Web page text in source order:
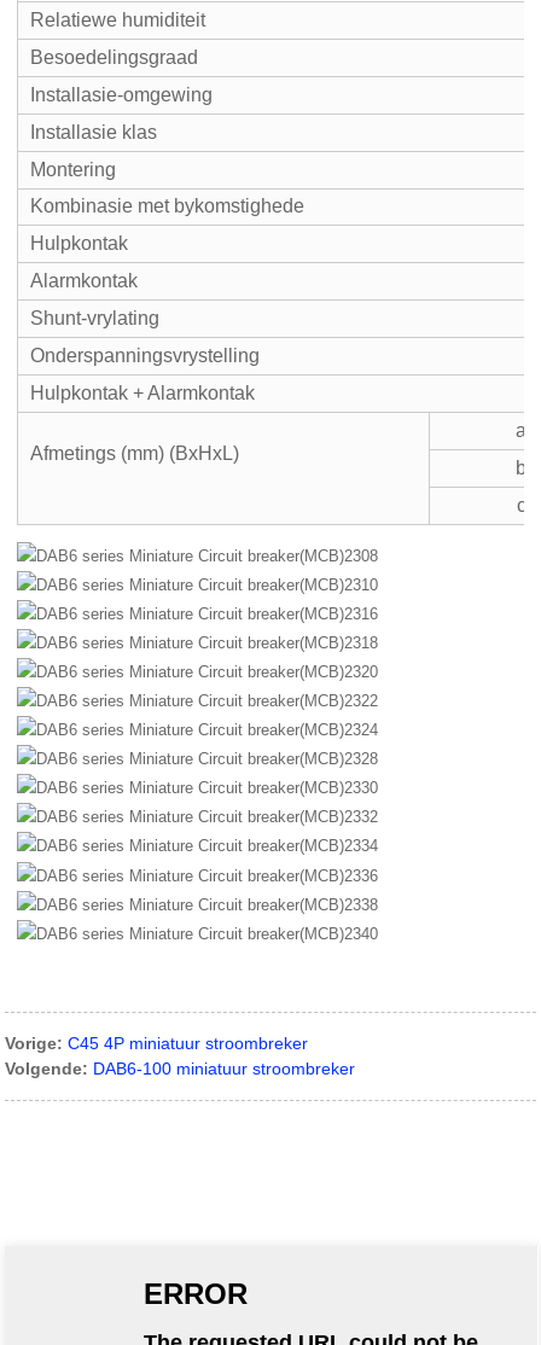
Relatiewe humiditeit
Besoedelingsgraad
Installasie-omgewing
Installasie klas
Montering
Kombinasie met bykomstighede
Hulpkontak
Alarmkontak
Shunt-vrylating
Onderspanningsvrystelling
Hulpkontak + Alarmkontak
Afmetings (mm) (BxHxL)
a
b
c
Vorige: C45 4P miniatuur stroombreker
Volgende: DAB6-100 miniatuur stroombreker